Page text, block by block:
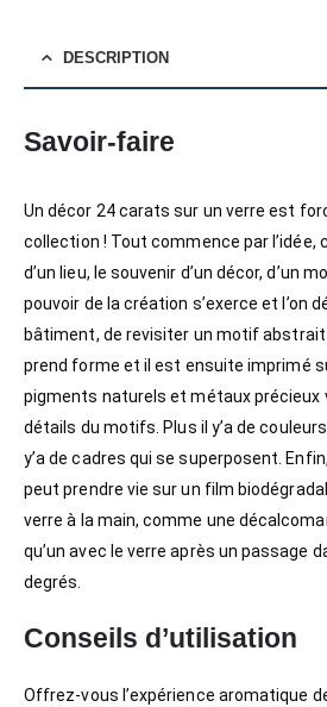
DESCRIPTION
Savoir-faire
Un décor 24 carats sur un verre est
collection ! Tout commence par l’idée,
d’un lieu, le souvenir d’un décor, d’un
pouvoir de la création s’exerce et l’on
bâtiment, de revisiter un motif
prend forme et il est ensuite imprimé
pigments naturels et métaux précieux
détails du motifs. Plus il y’a de
y’a de cadres qui se superposent.
peut prendre vie sur un film
verre à la main, comme une
qu’un avec le verre après un passage
degrés.
Conseils d’utilisation
Offrez-vous l’expérience aromatique